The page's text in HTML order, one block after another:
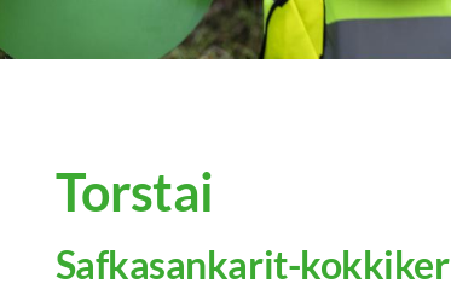
Torstai
Safkasankarit-